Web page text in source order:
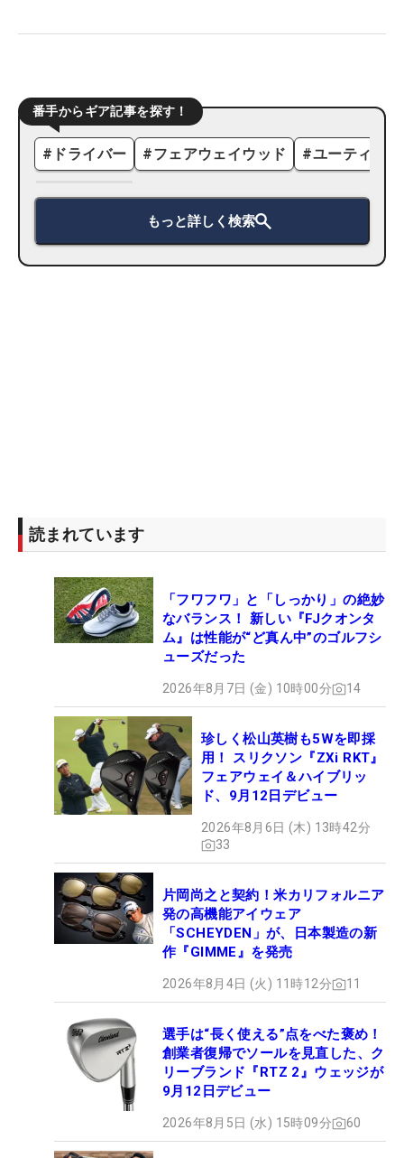
番手からギア記事を探す！
# ドライバー #フェアウェイウッド #ユーティリ
もっと詳しく検索
読まれています
「フワフワ」と「しっかり」の絶妙
なバランス！ 新しい『FJクオンタ
ム』は性能が“ど真ん中”のゴルフシ
ューズだった
2026年8月7日 (金) 10時00分 14
珍しく松山英樹も5Wを即採
用！ スリクソン『ZXi RKT』
フェアウェイ＆ハイブリッ
ド、9月12日デビュー
2026年8月6日 (木) 13時42分
33
片岡尚之と契約！米カリフォルニア
発の高機能アイウェア
「SCHEYDEN」が、日本製造の新
作『GIMME』を発売
2026年8月4日 (火) 11時12分 11
選手は“長く使える”点をべた褒め！
創業者復帰でソールを見直した、ク
リーブランド『RTZ 2』ウェッジが
9月12日デビュー
2026年8月5日 (水) 15時09分 60